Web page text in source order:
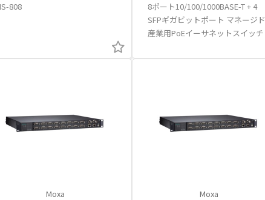
808
8ポート10/100/1000BASE-T + 4
SFPギガビットポート マネージド
産業用PoEイーサネットスイッチ
Moxa Moxa